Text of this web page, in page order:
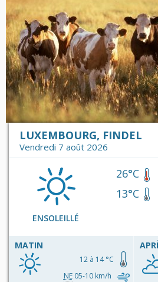
LUXEMBOURG, FINDEL
Vendredi 7 août 2026
ENSOLEILLÉ
26°C
13°C
MATIN
12 à 14 °C
NE05-10 km/h